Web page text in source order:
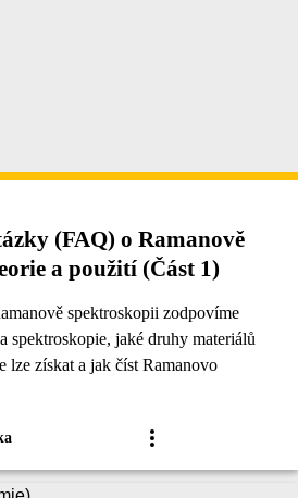
(FAQ) o Ramanově
a použití (Část 1)
spektroskopii zodpovíme
spektroskopie, jaké druhy materiálů
lze získat a jak číst Ramanovo